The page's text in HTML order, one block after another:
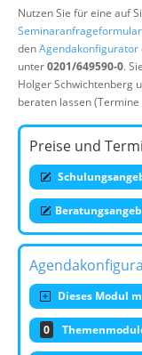
Nutzen Sie für eine auf
Seminaranfrageformular
denAgendakonfigurator
unter0201/649590-0.
Holger Schwichtenberg
beraten lassen
Preise und
Dieses Modul
0